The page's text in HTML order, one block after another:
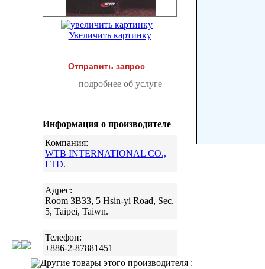
Увеличить картинку
Отправить запрос
подробнее об услуге
Информация о производителе
Компания:
WTB INTERNATIONAL CO.,
LTD.
Адрес:
Room 3B33, 5 Hsin-yi Road, Sec.
5, Taipei, Taiwn.
Телефон:
+886-2-87881451
Другие товары этого производителя :